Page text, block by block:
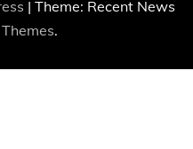
| Theme: Recent News
.